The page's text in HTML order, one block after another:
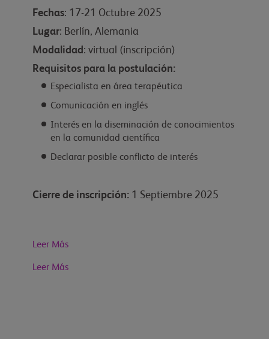
Fechas: 17-21 Octubre 2025
Lugar: Berlín, Alemania
Modalidad : virtual (inscripción)
Requisitos para la postulación:
Especialista en área terapéutica
Comunicación en inglés
Interés en la diseminación de conocimientos
en la comunidad científica
Declarar posible conflicto de interés
Cierre de inscripción: 1 Septiembre 2025
Leer Más
Leer Más